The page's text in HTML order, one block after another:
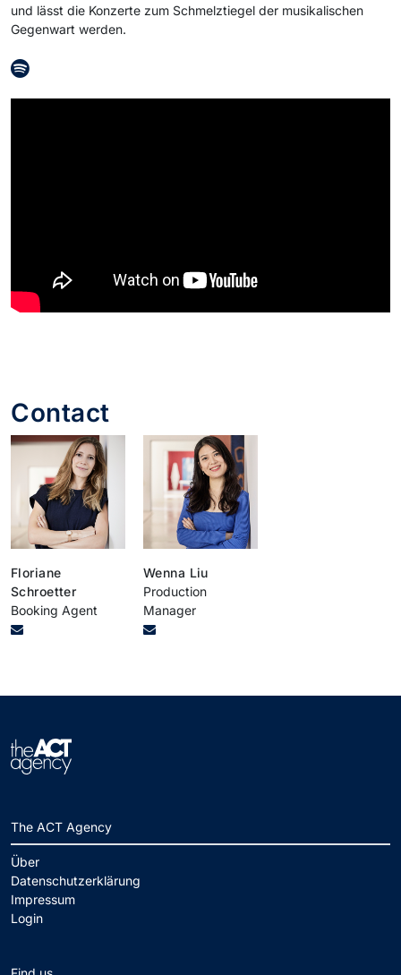
und lässt die Konzerte zum Schmelztiegel der musikalischen
Gegenwart werden.
Contact
Floriane
Schroetter
Booking Agent
Wenna Liu
Production
Manager
The ACT Agency
Über
Datenschutzerklärung
Impressum
Login